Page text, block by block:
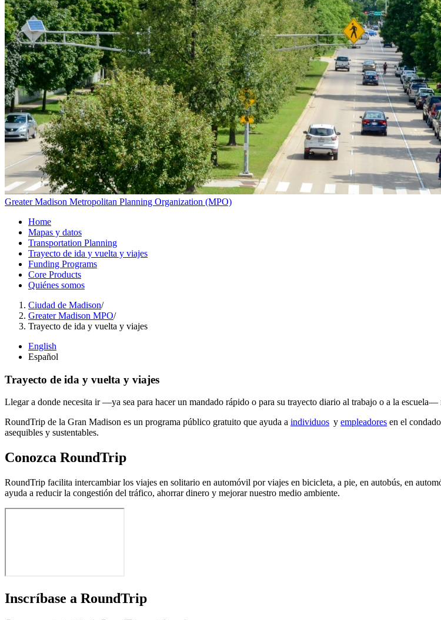
Greater Madison Metropolitan Planning Organization (MPO)
Home
Mapas y datos
Transportation Planning
Trayecto de ida y vuelta y viajes
Funding Programs
Core Products
Quiénes somos
Ciudad de Madison/
Greater Madison MPO/
Trayecto de ida y vuelta y viajes
English
Español
Trayecto de ida y vuelta y viajes
Llegar a donde necesita ir —ya sea para hacer un mandado rápido o para su trayecto diario al trabajo o a la
RoundTrip de la Gran Madison es un programa público gratuito que ayuda a individuos (externo)
yempleadores en el
asequibles y sustentables.
Conozca RoundTrip
RoundTrip facilita intercambiar los viajes en solitario en automóvil por viajes en bicicleta, a pie, en autobús, en
ayuda a reducir la congestión del tráfico, ahorrar dinero y mejorar nuestro medio ambiente.
Inscríbase a RoundTrip